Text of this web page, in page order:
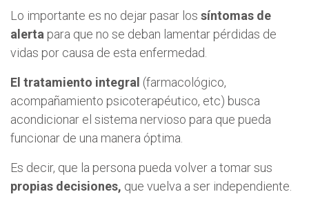
Lo importante es no dejar pasar los síntomas de
alerta para que no se deban lamentar pérdidas de
vidas por causa de esta enfermedad.
El tratamiento integral (farmacológico,
acompañamiento psicoterapéutico, etc) busca
acondicionar el sistema nervioso para que pueda
funcionar de una manera óptima.
Es decir, que la persona pueda volver a tomar sus
propias decisiones, que vuelva a ser independiente.